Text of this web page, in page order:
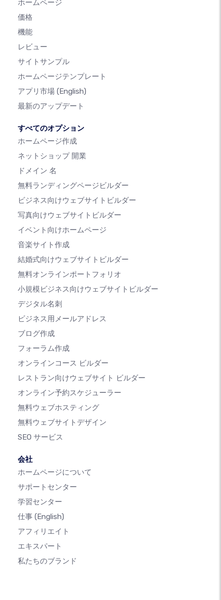
ホームページ
価格
機能
レビュー
サイトサンプル
ホームページテンプレート
アプリ市場 (English)
最新のアップデート
すべてのオプション
ホームページ作成
ネットショップ 開業
ドメイン 名
無料ランディングページビルダー
ビジネス向けウェブサイトビルダー
写真向けウェブサイトビルダー
イベント向けホームページ
音楽サイト作成
結婚式向けウェブサイトビルダー
無料オンラインポートフォリオ
小規模ビジネス向けウェブサイトビルダー
デジタル名刺
ビジネス用メールアドレス
ブログ作成
フォーラム作成
オンラインコース ビルダー
レストラン向けウェブサイト ビルダー
オンライン予約スケジューラー
無料ウェブホスティング
無料ウェブサイトデザイン
SEO サービス
会社
ホームページについて
サポートセンター
学習センター
仕事 (English)
アフィリエイト
エキスパート
私たちのブランド